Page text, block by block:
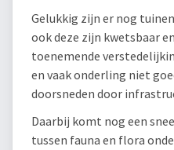
Gelukkig zijn er nog
ook deze zijn kwetsbaar
toenemende
en vaak onderling niet
doorsneden door
Daarbij komt nog een
tussen fauna en flora